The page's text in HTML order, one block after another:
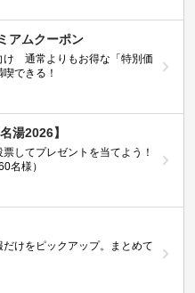
アムクーポン
け 通常よりもお得な「特別価
できる！
湯2026】
してプレゼントを当てよう！
名様）
けをピックアップ。まとめて